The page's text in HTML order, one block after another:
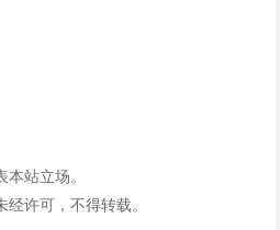
站立场。
许可，不得转载。